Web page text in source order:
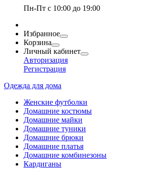
Пн-Пт с 10:00 до 19:00
Избранное
Корзина
Личный кабинет
Авторизация
Регистрация
Одежда для дома
Женские футболки
Домашние костюмы
Домашние майки
Домашние туники
Домашние брюки
Домашние платья
Домашние комбинезоны
Кардиганы